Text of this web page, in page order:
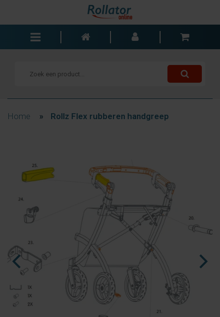
Rolstoelen
Wisselstukken
Contact
Home » Rollz Flex rubberen handgreep